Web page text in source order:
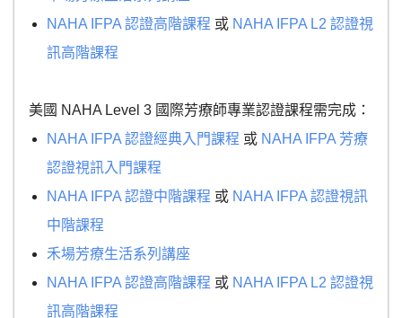
NAHA IFPA 認證高階課程 或 NAHA IFPA L2 認證視
訊高階課程
美國 NAHA Level 3 國際芳療師專業認證課程需完成：
NAHA IFPA 認證經典入門課程 或 NAHA IFPA 芳療
認證視訊入門課程
NAHA IFPA 認證中階課程 或 NAHA IFPA 認證視訊
中階課程
禾場芳療生活系列講座
NAHA IFPA 認證高階課程 或 NAHA IFPA L2 認證視
訊高階課程